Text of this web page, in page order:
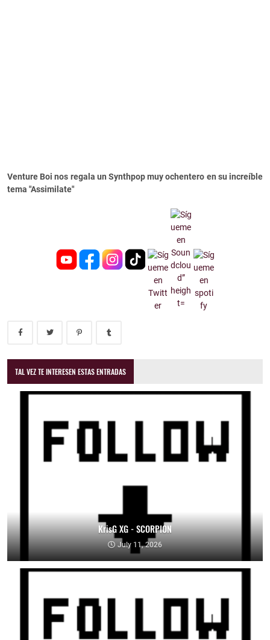
Venture Boi nos regala un Synthpop muy ochentero en su increíble
tema "Assimilate"
TAL VEZ TE INTERESEN ESTAS ENTRADAS
KrisG XG - SCORPION
July 11, 2026